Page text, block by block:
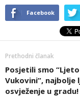
Facebook
Prethodni članak
Posjetili smo
Vukovini”, najbolje
osvježenje u gradu!